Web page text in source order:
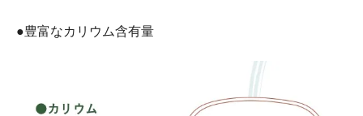
●豊富なカリウム含有量